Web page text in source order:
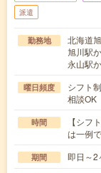
派遣
勤務地
北海道
旭川駅
永山駅
曜日頻度
シフト
相談OK
時間
【シフ
は一例
期間 即日～